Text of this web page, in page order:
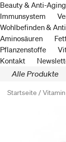
Beauty & Anti-Aging
Immunsystem
Wohlbefinden &
Aminosäuren
Pflanzenstoffe
Kontakt
Alle Produkte
Startseite /